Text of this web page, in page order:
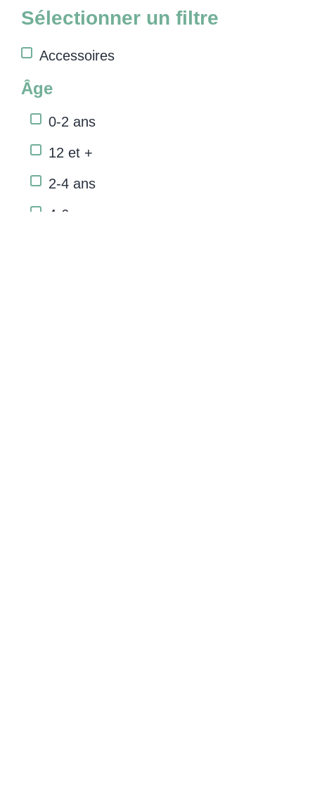
Sélectionner un filtre
Accessoires
Âge
0-2 ans
12 et +
2-4 ans
4-6 ans